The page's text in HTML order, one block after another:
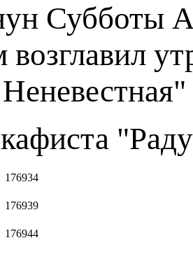
Субботы
176934
176939
176944